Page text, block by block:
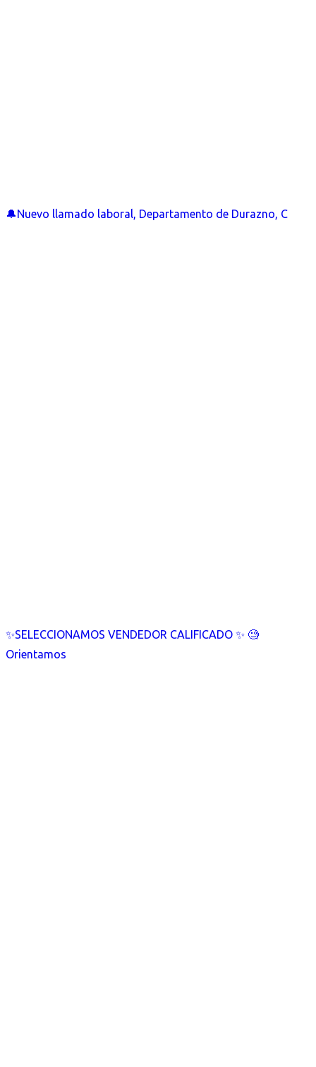
🔔Nuevo llamado laboral, Departamento de Durazno, C
✨SELECCIONAMOS VENDEDOR CALIFICADO ✨ 🧐
Orientamos